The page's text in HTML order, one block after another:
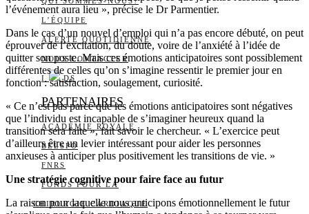
L’ÉQUIPE
ALERTE QUOTIDIENNE
NOUS CONTACTER
I DS
PARTENAIRES
ACADÉMIE ROYALE
BELSPO
FNRS
FONDS POUR LA
CHIRURGIE CARDIAQUE
l’événement aura lieu », précise le Dr Parmentier.
Dans le cas d’un nouvel d’emploi qui n’a pas encore débuté, on peut
éprouver de l’excitation, du doute, voire de l’anxiété à l’idée de
quitter son poste. Mais ces émotions anticipatoires sont possiblement
différentes de celles qu’on s’imagine ressentir le premier jour en
fonction : satisfaction, soulagement, curiosité.
« Ce n’est pas parce que les émotions anticipatoires sont négatives
que l’individu est incapable de s’imaginer heureux quand la
transition sera faite », fait savoir le chercheur. « L’exercice peut
d’ailleurs être un levier intéressant pour aider les personnes
anxieuses à anticiper plus positivement les transitions de vie. »
Une stratégie cognitive pour faire face au futur
La raison pour laquelle nous anticipons émotionnellement le futur